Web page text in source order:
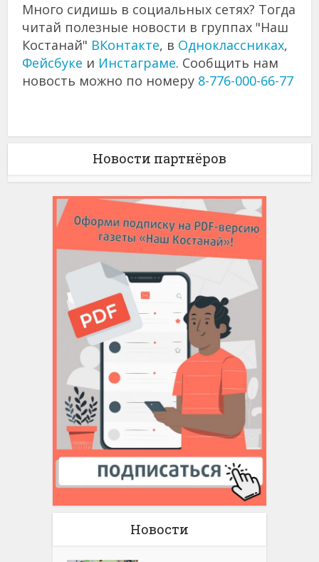
Много сидишь в социальных сетях? Тогда
читай полезные новости в группах "Наш
Костанай" ВКонтакте, в Одноклассниках,
Фейсбуке и Инстаграме. Сообщить нам
новость можно по номеру 8-776-000-66-77
Новости партнёров
Новости